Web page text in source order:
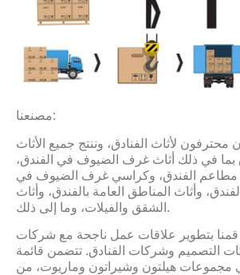
مصنعنا:
لأثاث الفنادق، وننتج جميع الأثاث
بما في ذلك أثاث غرف الضيوف في الفندق،
الفندق، وكراسي غرف الضيوف في
وأثاث المناطق العامة بالفندق، وأثاث
الشقق والفيلات، وما إلى ذلك.
قمنا بتطوير علاقات عمل ناجحة مع شركات
التصميم وشركات الفنادق. تتضمن قائمة
مجموعات هيلتون وشيراتون وماريوت، من